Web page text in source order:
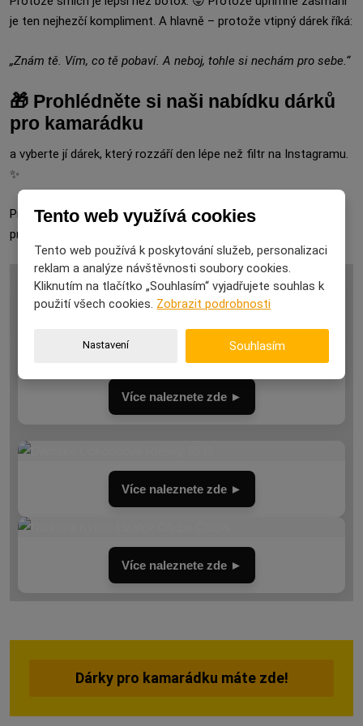
je ten nejhezčí kompliment. A hlavně – protože vtipný dárek říká:
„Znám tě. Vím, co tě pobaví. A neboj, tohle si nechám pro sebe.“
🎁 Prohlédněte si naši nabídku dárků
pro kamarádku
a vyberte jí dárek, který rozzáří den lépe než filtr na Instagramu.
✨
Protože nejlepší přátelství se pozná podle toho, kdo se směje
první – a kdo poslední přestane. 💕😂
Více naleznete zde ►
Více naleznete zde ►
Více naleznete zde ►
Dárky pro kamarádku máte zde!
Tento web využívá cookies
Tento web používá k poskytování služeb, personalizaci
reklam a analýze návštěvnosti soubory cookies.
Kliknutím na tlačítko „Souhlasím“ vyjadřujete souhlas k
použití všech cookies. Zobrazit podrobnosti
Nastavení Souhlasím